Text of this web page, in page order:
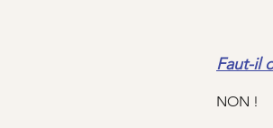
Faut-il
NON !